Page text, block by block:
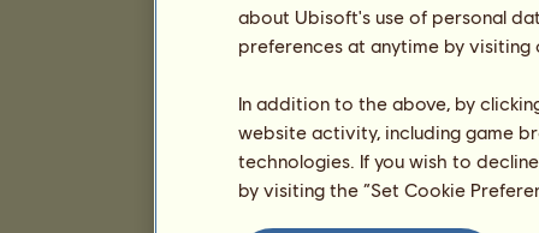
about Ubisoft's use of personal
preferences at anytime by
In addition to the above, by
website activity, including game
technologies. If you wish to
by visiting the “Set Cookie